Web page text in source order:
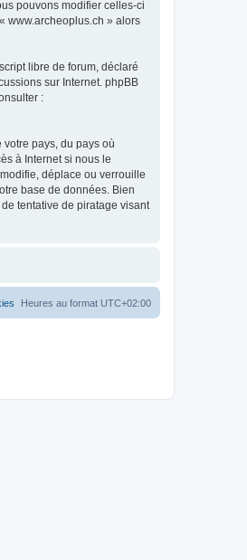
pouvons modifier celles-ci
www.archeoplus.ch » alors
libre de forum, déclaré
sur Internet. phpBB
:
pays, du pays où
à Internet si nous le
déplace ou verrouille
base de données. Bien
tentative de piratage visant
Heures au format UTC+02:00